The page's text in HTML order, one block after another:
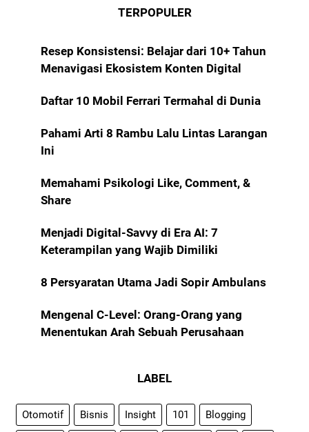
TERPOPULER
Resep Konsistensi: Belajar dari 10+ Tahun
Menavigasi Ekosistem Konten Digital
Daftar 10 Mobil Ferrari Termahal di Dunia
Pahami Arti 8 Rambu Lalu Lintas Larangan
Ini
Memahami Psikologi Like, Comment, &
Share
Menjadi Digital-Savvy di Era AI: 7
Keterampilan yang Wajib Dimiliki
8 Persyaratan Utama Jadi Sopir Ambulans
Mengenal C-Level: Orang-Orang yang
Menentukan Arah Sebuah Perusahaan
LABEL
Otomotif Bisnis Insight 101 Blogging